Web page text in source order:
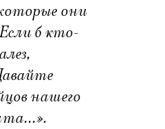
они
б кто-
нашего